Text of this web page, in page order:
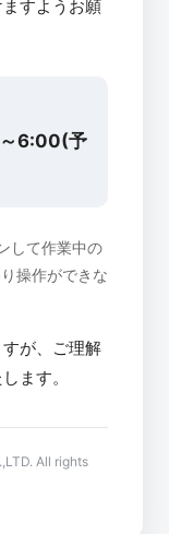
すようお願
6:00(予
して作業中の
操作ができな
が、ご理解
ます。
All rights